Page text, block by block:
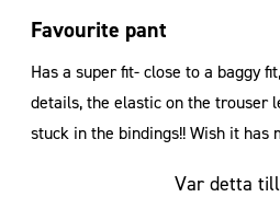
5
av
5
stjärnor
Favourite pant
Has a super fit- close to a baggy
details, the elastic on the trouser
stuck in the bindings!! Wish it has
Var detta